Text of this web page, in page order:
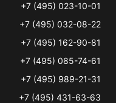
+7 (495) 023-10-01
+7 (495) 032-08-22
+7 (495) 162-90-81
+7 (495) 085-74-61
+7 (495) 989-21-31
+7 (495) 431-63-63